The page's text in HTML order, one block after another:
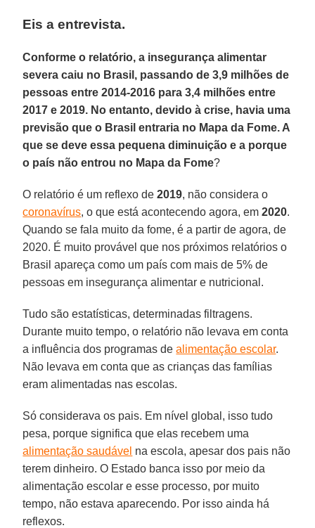
Eis a entrevista.
Conforme o relatório, a insegurança alimentar
severa caiu no Brasil, passando de 3,9 milhões de
pessoas entre 2014-2016 para 3,4 milhões entre
2017 e 2019. No entanto, devido à crise, havia uma
previsão que o Brasil entraria no Mapa da Fome. A
que se deve essa pequena diminuição e a porque
o país não entrou no Mapa da Fome?
O relatório é um reflexo de2019, não considera o
coronavírus, o que está acontecendo agora, em2020.
Quando se fala muito da fome, é a partir de agora, de
2020. É muito provável que nos próximos relatórios o
Brasil apareça como um país com mais de 5% de
pessoas em insegurança alimentar e nutricional.
Tudo são estatísticas, determinadas filtragens.
Durante muito tempo, o relatório não levava em conta
a influência dos programas dealimentação escolar.
Não levava em conta que as crianças das famílias
eram alimentadas nas escolas.
Só considerava os pais. Em nível global, isso tudo
pesa, porque significa que elas recebem uma
alimentação saudável na escola, apesar dos pais não
terem dinheiro. O Estado banca isso por meio da
alimentação escolar e esse processo, por muito
tempo, não estava aparecendo. Por isso ainda há
reflexos.